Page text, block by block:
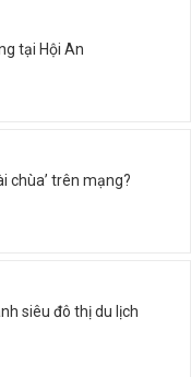
tại Hội An
chùa’ trên mạng?
siêu đô thị du lịch